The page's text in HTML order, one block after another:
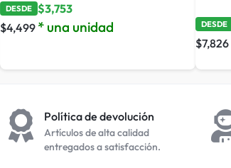
DESDE $3,753
$4,499 * una unidad DESDE
$7,826
Política de devolución
Artículos de alta calidad
entregados a satisfacción.